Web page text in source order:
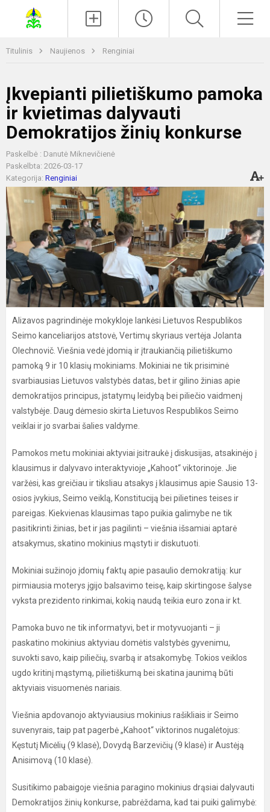
Titulinis Naujienos Renginiai
Įkvepianti pilietiškumo pamoka
ir kvietimas dalyvauti
Demokratijos žinių konkurse
Paskelbė : Danutė Miknevičienė
Paskelbta: 2026-03-17
Kategorija: Renginiai
Alizavos pagrindinėje mokykloje lankėsi Lietuvos Respublikos
Seimo kanceliarijos atstovė, Vertimų skyriaus vertėja Jolanta
Olechnovič. Viešnia vedė įdomią ir įtraukiančią pilietiškumo
pamoką 9 ir 10 klasių mokiniams. Mokiniai ne tik prisiminė
svarbiausias Lietuvos valstybės datas, bet ir gilino žinias apie
demokratijos principus, įstatymų leidybą bei piliečio vaidmenį
valstybėje. Daug dėmesio skirta Lietuvos Respublikos Seimo
veiklai ir jo svarbai šalies valdyme.
Pamokos metu mokiniai aktyviai įsitraukė į diskusijas, atsakinėjo į
klausimus ir dalyvavo interaktyvioje „Kahoot“ viktorinoje. Jie
varžėsi, kas greičiau ir tiksliau atsakys į klausimus apie Sausio 13-
osios įvykius, Seimo veiklą, Konstituciją bei pilietines teises ir
pareigas. Kiekvienas klausimas tapo puikia galimybe ne tik
pasitikrinti žinias, bet ir jas pagilinti – viešnia išsamiai aptarė
atsakymus, skatino mokinius mąstyti ir diskutuoti.
Mokiniai sužinojo įdomių faktų apie pasaulio demokratiją: kur
pirmiausia moterys įgijo balsavimo teisę, kaip skirtingose šalyse
vyksta prezidento rinkimai, kokią naudą teikia euro zona ir kt.
Pamoka buvo ne tik informatyvi, bet ir motyvuojanti – ji
paskatino mokinius aktyviau domėtis valstybės gyvenimu,
suvokti savo, kaip piliečių, svarbą ir atsakomybę. Tokios veiklos
ugdo kritinį mąstymą, pilietiškumą bei skatina jaunimą būti
aktyviais visuomenės nariais.
Viešnia apdovanojo aktyviausius mokinius rašikliais ir Seimo
suvenyrais, taip pat pagerbė „Kahoot“ viktorinos nugalėtojus:
Kęstutį Micėlių (9 klasė), Dovydą Barzevičių (9 klasė) ir Austėją
Anisimovą (10 klasė).
Susitikimo pabaigoje viešnia paragino mokinius drąsiai dalyvauti
Demokratijos žinių konkurse, pabrėždama, kad tai puiki galimybė: